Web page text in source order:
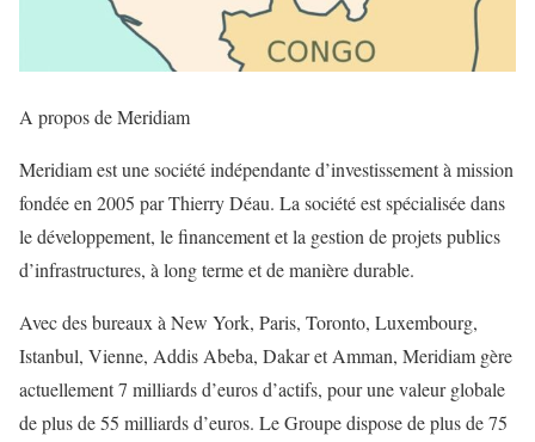
A propos de Meridiam
Meridiam est une société indépendante d’investissement à mission
fondée en 2005 par Thierry Déau. La société est spécialisée dans
le développement, le financement et la gestion de projets publics
d’infrastructures, à long terme et de manière durable.
Avec des bureaux à New York, Paris, Toronto, Luxembourg,
Istanbul, Vienne, Addis Abeba, Dakar et Amman, Meridiam gère
actuellement 7 milliards d’euros d’actifs, pour une valeur globale
de plus de 55 milliards d’euros. Le Groupe dispose de plus de 75